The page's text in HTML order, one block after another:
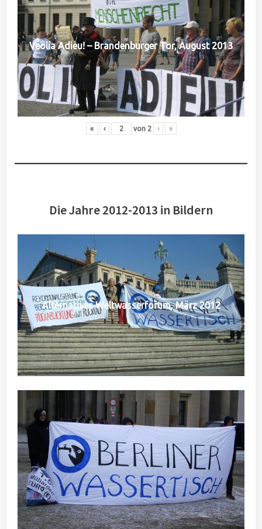
Veolia Adieu! – Brandenburger Tor, August 2013
« ‹ von 2 › »
Die Jahre 2012-2013 in Bildern
Alternatives Weltwasserforum, März 2012